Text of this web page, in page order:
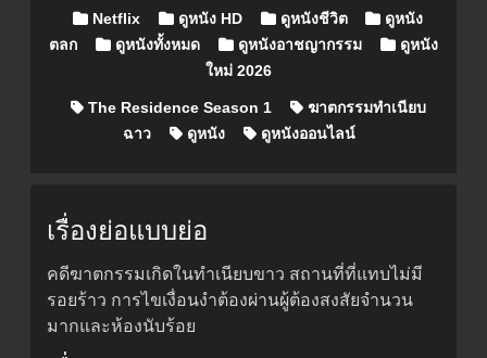
Posted in
Netflix ดูหนัง HD ดูหนังชีวิต
ดูหนัง
ตลก
ดูหนังทั้งหมด ดูหนังอาชญากรรม
ดูหนัง
ใหม่ 2026
The Residence Season 1
ฆาตกรรมทำเนียบ
ฉาว
ดูหนัง ดูหนังออนไลน์
เรื่องย่อแบบย่อ
คดีฆาตกรรมเกิดในทำเนียบขาว สถานที่ที่แทบไม่มี
รอยร้าว การไขเงื่อนงำต้องผ่านผู้ต้องสงสัยจำนวน
มากและห้องนับร้อย